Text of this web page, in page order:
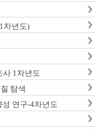
차년도)
사 1차년도
탐색
성 연구-4차년도